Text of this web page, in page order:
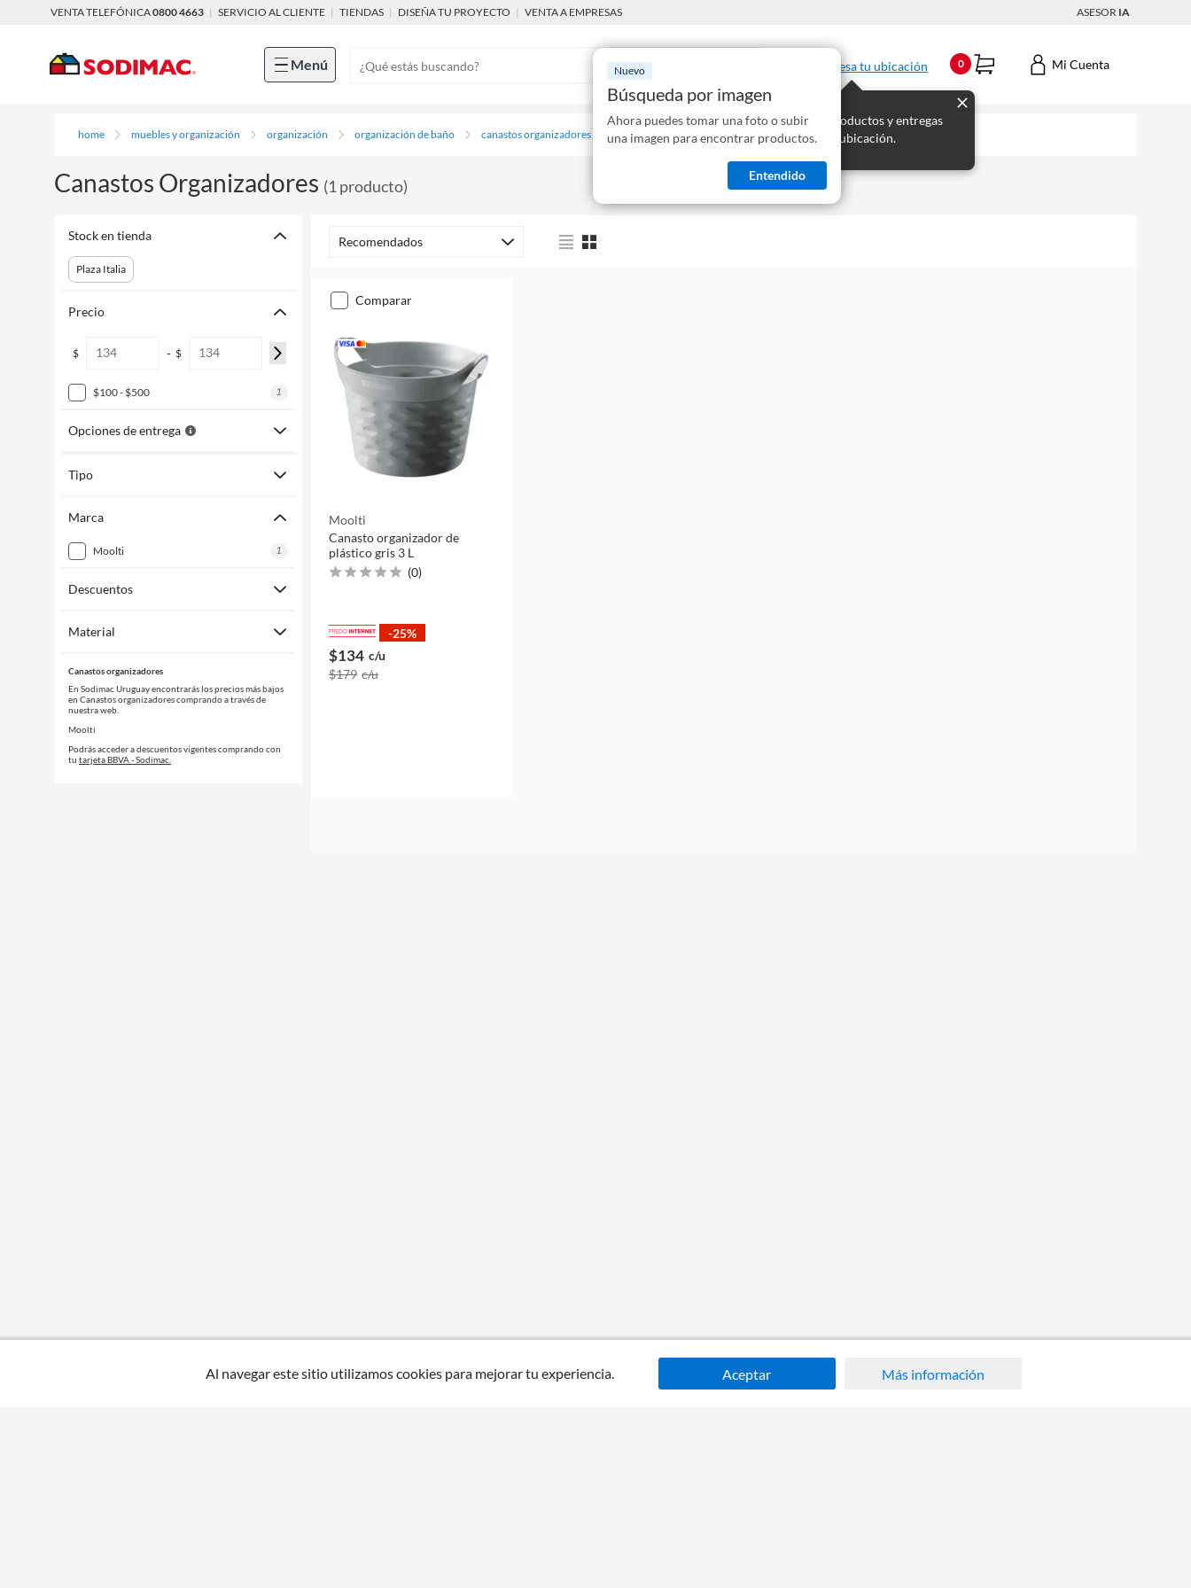
VENTA TELEFÓNICA0800 4663 | SERVICIO AL CLIENTE | TIENDAS | DISEÑA TU PROYECTO | VENTA A EMPRESAS ASESOR IA
Menú Nuevo
Búsqueda por imagen
Ahora puedes tomar una foto o subir
una imagen para encontrar productos.
Entendido
Ingresa tu ubicación
Mostraremos los productos y entregas
disponibles para tu ubicación.
0 Mi Cuenta
home muebles y organización organización organización de baño canastos organizadores
Canastos Organizadores (1 producto)
Stock en tienda
Plaza Italia
Precio
$ - $
$100 - $500 1
Opciones de entrega
Tipo
Marca
moolti 1
Descuentos
Material
Canastos organizadores
En Sodimac Uruguay encontrarás los precios más bajos
en Canastos organizadores comprando a través de
nuestra web.
Moolti
Podrás acceder a descuentos vigentes comprando con
tu tarjeta BBVA - Sodimac.
Recomendados
comparar
Moolti
Canasto organizador de
plástico gris 3 L
(0)
-25%
$134 c/u
$179 c/u
Al navegar este sitio utilizamos cookies para mejorar tu experiencia. Aceptar Más información